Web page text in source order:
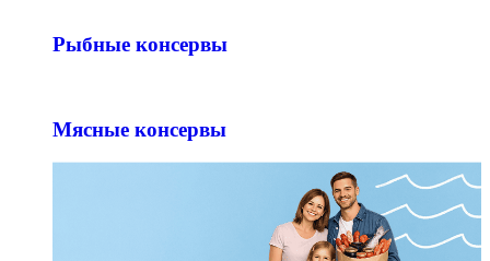
Рыбные консервы
Мясные консервы